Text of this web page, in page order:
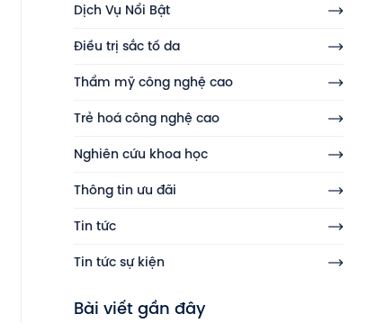
Dịch Vụ Nổi Bật
Điều trị sắc tố da
Thẩm mỹ công nghệ cao
Trẻ hoá công nghệ cao
Nghiên cứu khoa học
Thông tin ưu đãi
Tin tức
Tin tức sự kiện
Bài viết gần đây